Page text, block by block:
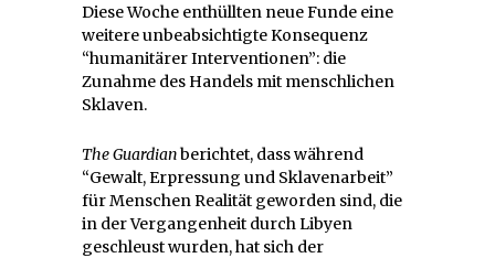
Diese Woche enthüllten neue Funde eine
weitere unbeabsichtigte Konsequenz
“humanitärer Interventionen”: die
Zunahme des Handels mit menschlichen
Sklaven.
The Guardianberichtet, dass während
“Gewalt, Erpressung und Sklavenarbeit”
für Menschen Realität geworden sind, die
in der Vergangenheit durch Libyen
geschleust wurden, hat sich der